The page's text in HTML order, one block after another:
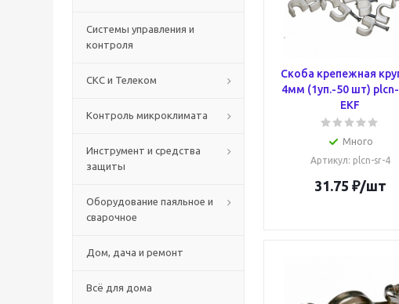
Системы управления и
контроля
СКС и Телеком
Контроль микроклимата
Инструмент и средства
защиты
Оборудование паяльное и
сварочное
Дом, дача и ремонт
Всё для дома
Скоба крепежная
4мм (1уп.-50 шт)
EKF
Много
Артикул: plcn-sr-4
31.75 ₽/шт